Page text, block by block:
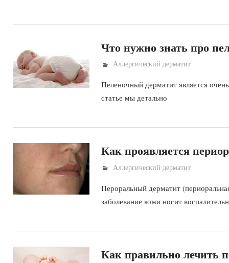
Что нужно знать про
Аллергический дерматит
Пеленочный дерматит является
статье мы детально
Как проявляется
Аллергический дерматит
Пероральный дерматит
заболевание кожи носит
Как правильно лечить